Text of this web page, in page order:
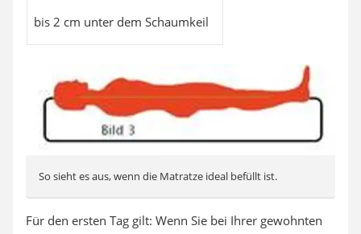
bis 2 cm unter dem Schaumkeil
So sieht es aus, wenn die Matratze ideal befüllt ist.
Für den ersten Tag gilt: Wenn Sie bei Ihrer gewohnten